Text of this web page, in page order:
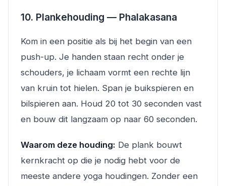
10. Plankehouding — Phalakasana
Kom in een positie als bij het begin van een
push-up. Je handen staan recht onder je
schouders, je lichaam vormt een rechte lijn
van kruin tot hielen. Span je buikspieren en
bilspieren aan. Houd 20 tot 30 seconden vast
en bouw dit langzaam op naar 60 seconden.
Waarom deze houding: De plank bouwt
kernkracht op die je nodig hebt voor de
meeste andere yoga houdingen. Zonder een